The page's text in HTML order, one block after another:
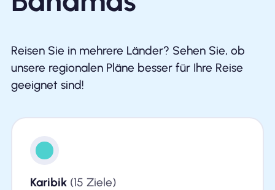
Reisen Sie in mehrere Länder? Sehen Sie, ob
unsere regionalen Pläne besser für Ihre Reise
geeignet sind!
Karibik(15 Ziele)